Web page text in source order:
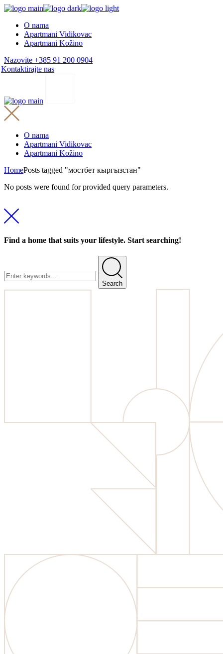
Skip
content
O nama
Apartmani Vidikovac
Apartmani Kožino
Nazovite +385 91 200 0904
Kontaktirajte nas
O nama
Apartmani Vidikovac
Apartmani Kožino
HomePosts tagged "мостбет кыргызстан"
No posts were found for provided query parameters.
Find a home that suits your lifestyle. Start searching!
Search